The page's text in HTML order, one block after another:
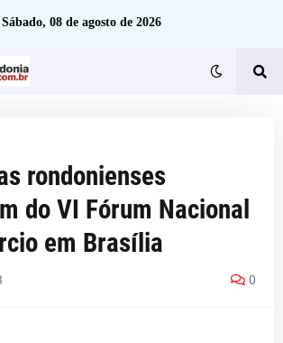
Sábado, 08 de agosto de 2026
rondonienses
do VI Fórum Nacional
em Brasília
0